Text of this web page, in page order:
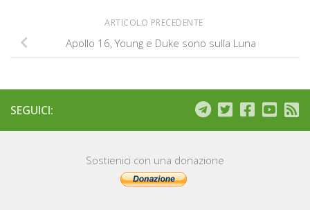
ARTICOLO PRECEDENTE
Apollo 16, Young e Duke sono sulla Luna
SEGUICI:
Sostienici con una donazione